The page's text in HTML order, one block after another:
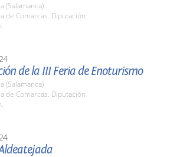
(Salamanca)
de Comarcas. Diputación
de la III Feria de Enoturismo
(Salamanca)
de Comarcas. Diputación